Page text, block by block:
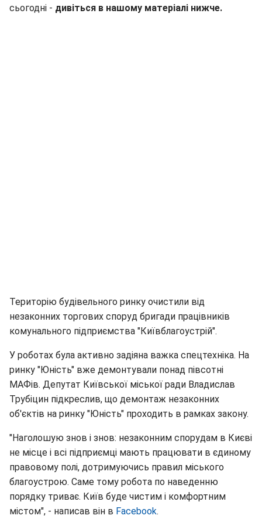
сьогодні - дивіться в нашому матеріалі нижче.
Територію будівельного ринку очистили від
незаконних торгових споруд бригади працівників
комунального підприємства "Київблагоустрій".
У роботах була активно задіяна важка спецтехніка. На
ринку "Юність" вже демонтували понад півсотні
МАФів. Депутат Київської міської ради Владислав
Трубіцин підкреслив, що демонтаж незаконних
об'єктів на ринку "Юність" проходить в рамках закону.
"Наголошую знов і знов: незаконним спорудам в Києві
не місце і всі підприємці мають працювати в єдиному
правовому полі, дотримуючись правил міського
благоустрою. Саме тому робота по наведенню
порядку триває. Київ буде чистим і комфортним
містом", - написав він в Facebook.